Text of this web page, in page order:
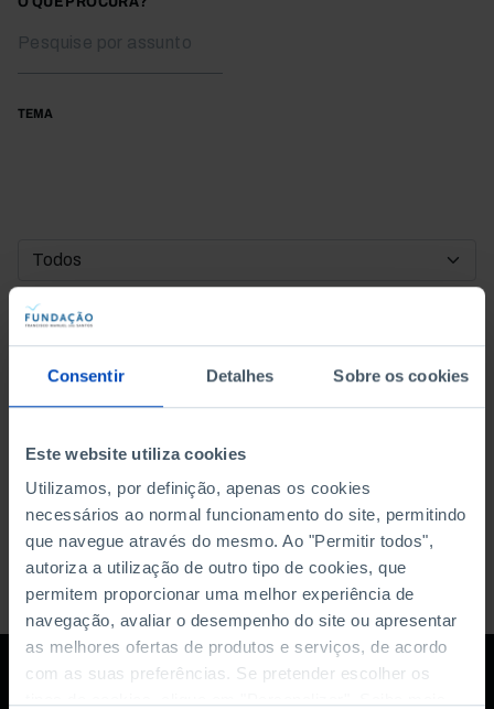
Consentir Detalhes Sobre os cookies
Este website utiliza cookies
Utilizamos, por definição, apenas os cookies
necessários ao normal funcionamento do site, permitindo
que navegue através do mesmo. Ao "Permitir todos",
autoriza a utilização de outro tipo de cookies, que
permitem proporcionar uma melhor experiência de
navegação, avaliar o desempenho do site ou apresentar
as melhores ofertas de produtos e serviços, de acordo
com as suas preferências. Se pretender escolher os
TEMA
DATA DE INÍCIO
DATA DE FIM